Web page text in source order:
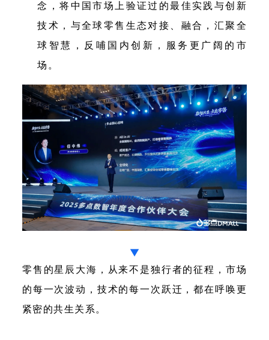
念，将中国市场上验证过的最佳实践与创新
技术，与全球零售生态对接、融合，汇聚全
球智慧，反哺国内创新，服务更广阔的市
场。
▼
零售的星辰大海，从来不是独行者的征程，市场
的每一次波动，技术的每一次跃迁，都在呼唤更
紧密的共生关系。